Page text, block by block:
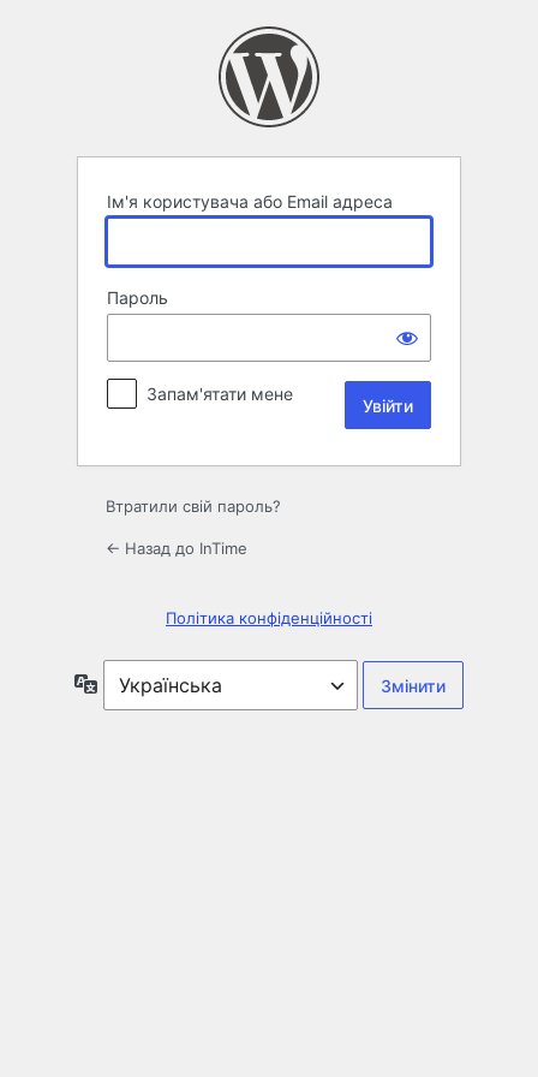
Ім'я користувача або Email адреса
Пароль
Запам'ятати мене
Втратили свій пароль?
← Назад до InTime
Політика конфіденційності
Мова